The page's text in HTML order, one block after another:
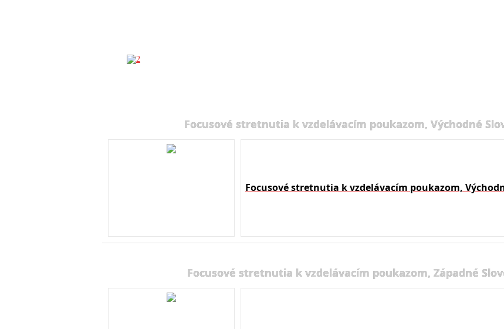
Focusové stretnutia k vzdelávacím poukazom, Východné
Focusové stretnutia k vzdelávacím poukazom,
Focusové stretnutia k vzdelávacím poukazom, Západné